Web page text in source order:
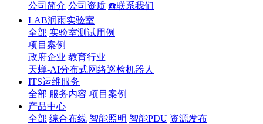
公司简介 公司资质 ☎️联系我们
LAB润雨实验室
全部 实验室测试用例
项目案例
政府企业 教育行业
天蝉-AI分布式网络巡检机器人
ITS运维服务
全部 服务内容 项目案例
产品中心
全部 综合布线 智能照明 智能PDU 资源发布